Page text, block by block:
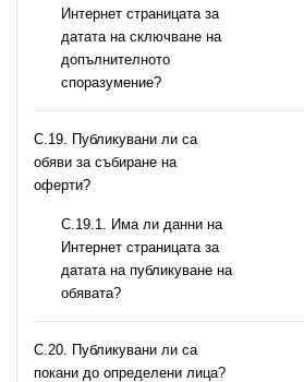
Интернет страницата за
датата на сключване на
допълнителното
споразумение?
С.19. Публикувани ли са
обяви за събиране на
оферти?
С.19.1. Има ли данни на
Интернет страницата за
датата на публикуване на
обявата?
С.20. Публикувани ли са
покани до определени лица?